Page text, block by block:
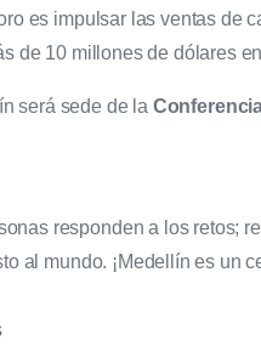
es impulsar las ventas de
de 10 millones de dólares
será sede de la
responden a los retos;
al mundo. ¡Medellín es un